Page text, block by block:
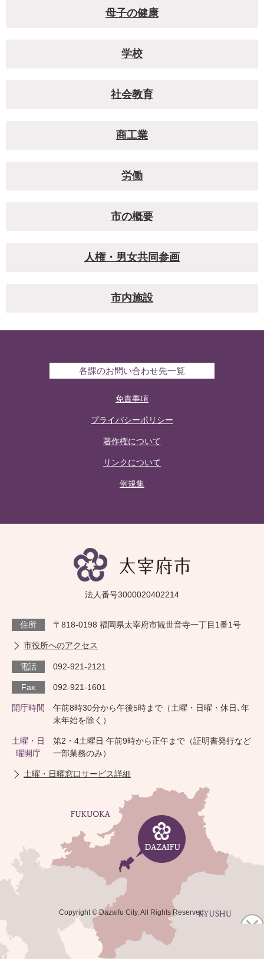
母子の健康
学校
社会教育
商工業
労働
市の概要
人権・男女共同参画
市内施設
各課のお問い合わせ先一覧
免責事項
プライバシーポリシー
著作権について
リンクについて
例規集
法人番号3000020402214
住所 〒818-0198 福岡県太宰府市観世音寺一丁目1番1号
市役所へのアクセス
電話 092-921-2121
Fax 092-921-1601
開庁時間
午前8時30分から午後5時まで（土曜・日曜・休日､年
末年始を除く）
土曜・日
曜開庁
第2・4土曜日 午前9時から正午まで（証明書発行など
一部業務のみ）
土曜・日曜窓口サービス詳細
Copyright © Dazaifu City. All Rights Reserved.